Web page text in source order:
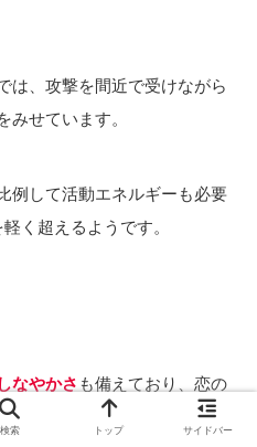
は、攻撃を間近で受けながら
みせています。
例して活動エネルギーも必要
く超えるようです。
なやかさ も備えており、恋の
れられています。
検索 トップ サイドバー